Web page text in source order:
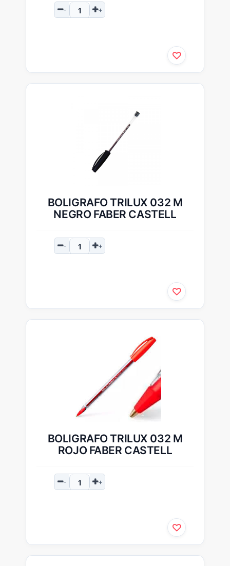
BOLIGRAFO TRILUX 032 M
NEGRO FABER CASTELL
BOLIGRAFO TRILUX 032 M
ROJO FABER CASTELL